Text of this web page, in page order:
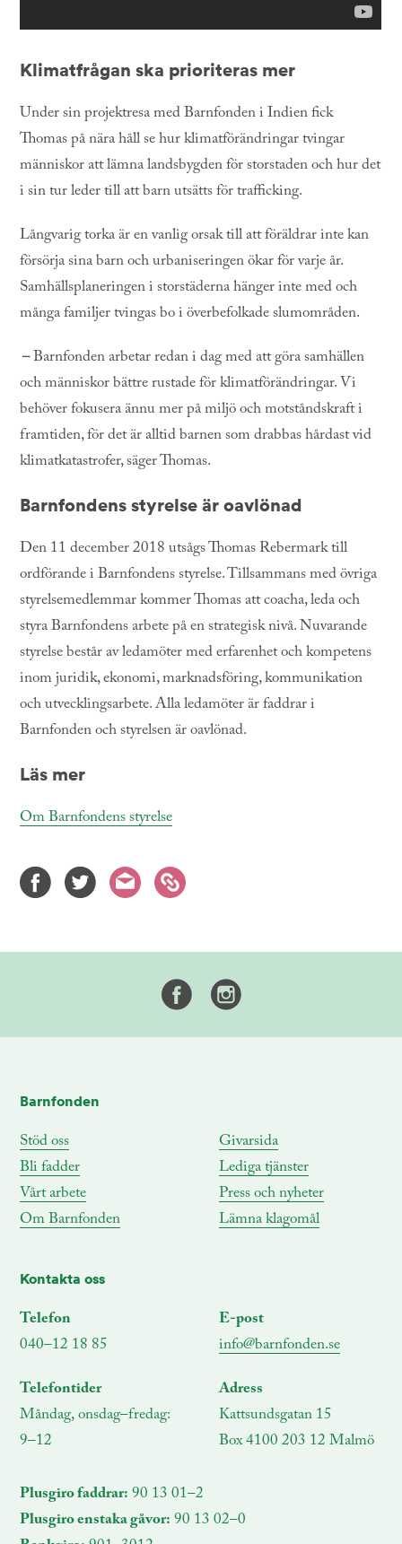
Klimatfrågan ska prioriteras mer
Under sin projektresa med Barnfonden i Indien fick
Thomas på nära håll se hur klimatförändringar tvingar
människor att lämna landsbygden för storstaden och hur det
i sin tur leder till att barn utsätts för trafficking.
Långvarig torka är en vanlig orsak till att föräldrar inte kan
försörja sina barn och urbaniseringen ökar för varje år.
Samhällsplaneringen i storstäderna hänger inte med och
många familjer tvingas bo i överbefolkade slumområden.
–Barnfonden arbetar redan i dag med att göra samhällen
och människor bättre rustade för klimatförändringar. Vi
behöver fokusera ännu mer på miljö och motståndskraft i
framtiden, för det är alltid barnen som drabbas hårdast vid
klimatkatastrofer, säger Thomas.
Barnfondens styrelse är oavlönad
Den 11 december 2018 utsågs Thomas Rebermark till
ordförande i Barnfondens styrelse. Tillsammans med övriga
styrelsemedlemmar kommer Thomas att coacha, leda och
styra Barnfondens arbete på en strategisk nivå. Nuvarande
styrelse består av ledamöter med erfarenhet och kompetens
inom juridik, ekonomi, marknadsföring, kommunikation
och utvecklingsarbete. Alla ledamöter är faddrar i
Barnfonden och styrelsen är oavlönad.
Läs mer
Om Barnfondens styrelse
Barnfonden
Stöd oss
Bli fadder
Vårt arbete
Om Barnfonden
Givarsida
Lediga tjänster
Press och nyheter
Lämna klagomål
Kontakta oss
Telefon
040–12 18 85
Telefontider
Måndag, onsdag–fredag:
9–12
E-post
info@barnfonden.se
Adress
Kattsundsgatan 15
Box 4100 203 12 Malmö
Plusgiro faddrar: 90 13 01–2
Plusgiro enstaka gåvor: 90 13 02–0